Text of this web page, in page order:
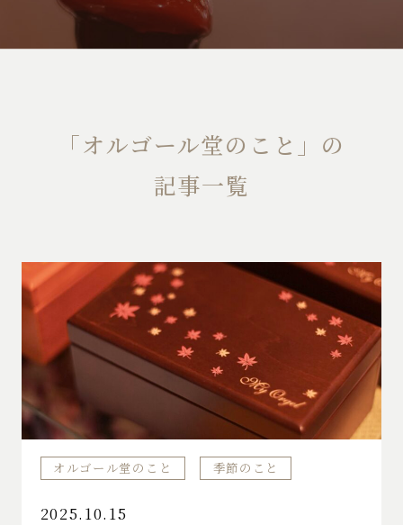
「オルゴール堂のこと」の
記事一覧
オルゴール堂のこと 季節のこと
2025.10.15